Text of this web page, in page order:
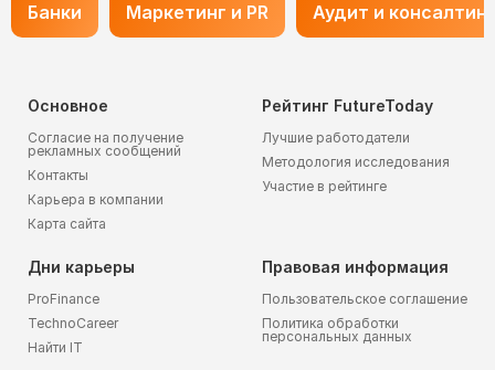
Банки Маркетинг и PR Аудит и консалтинг
Основное
Согласие на получение
рекламных сообщений
Контакты
Карьера в компании
Карта сайта
Рейтинг FutureToday
Лучшие работодатели
Методология исследования
Участие в рейтинге
Дни карьеры
ProFinance
TechnoCareer
Найти IT
Правовая информация
Пользовательское соглашение
Политика обработки
персональных данных